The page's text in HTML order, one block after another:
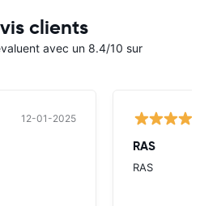
clients
avec un 8.4/10 sur
12-01-2025
RAS
RAS